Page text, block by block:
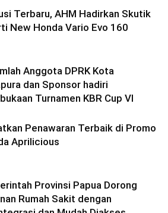
Terbaru, AHM Hadirkan Skutik
New Honda Vario Evo 160
Anggota DPRK Kota
dan Sponsor hadiri
Turnamen KBR Cup VI
Penawaran Terbaik di Promo
Aprilicious
Provinsi Papua Dorong
Rumah Sakit dengan